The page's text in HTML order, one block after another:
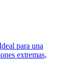
para una
extremas,